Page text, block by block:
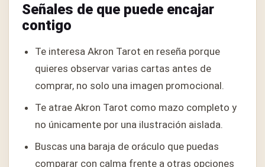
Señales de que puede encajar
contigo
Te interesa Akron Tarot en reseña porque
quieres observar varias cartas antes de
comprar, no solo una imagen promocional.
Te atrae Akron Tarot como mazo completo y
no únicamente por una ilustración aislada.
Buscas una baraja de oráculo que puedas
comparar con calma frente a otras opciones